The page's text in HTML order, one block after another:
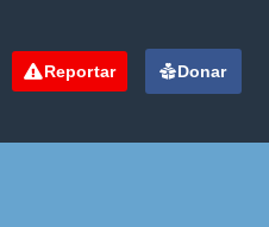
Reportar Donar